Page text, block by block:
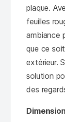
plaque.
feuilles
ambiance
que ce
extérieur.
solution
des